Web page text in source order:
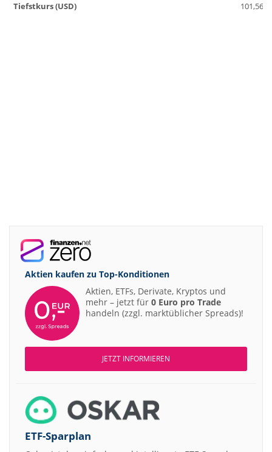
Tiefstkurs (USD)
101,56
Aktien kaufen zu Top-Konditionen
Aktien, ETFs, Derivate, Kryptos und
mehr – jetzt für 0 Euro pro Trade
handeln (zzgl. marktüblicher Spreads)!
JETZT INFORMIEREN
ETF-Sparplan